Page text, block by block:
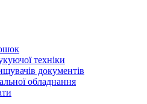
техніки
документів
обладнання